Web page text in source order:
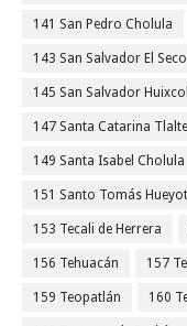
141 San Pedro Cholula
143 San Salvador El Seco
145 San Salvador
147 Santa Catarina
149 Santa Isabel Cholula
151 Santo Tomás
153 Tecali de Herrera
156 Tehuacán 157
159 Teopatlán 160